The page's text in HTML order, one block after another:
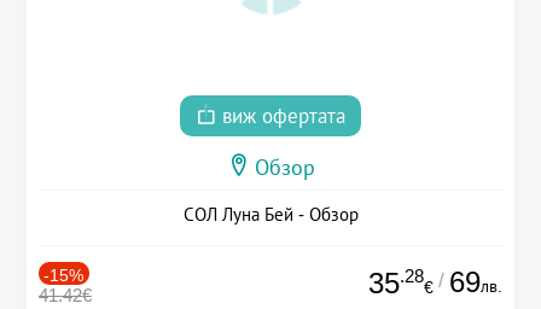
виж офертата
Обзор
СОЛ Луна Бей - Обзор
-15%
41.42€ 35.28
€ / 69лв.